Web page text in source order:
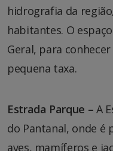
hidrografia da
habitantes. O
Geral, para
pequena taxa.
Estrada Parque – A
do Pantanal, onde é
aves, mamíferos e